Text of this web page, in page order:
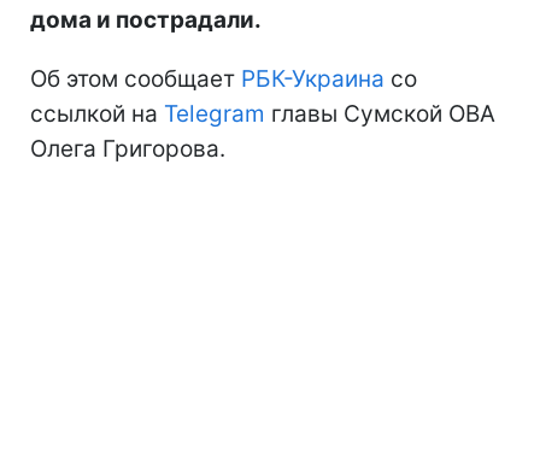
дома и пострадали.
Об этом сообщает РБК-Украина со
ссылкой на Telegram главы Сумской ОВА
Олега Григорова.